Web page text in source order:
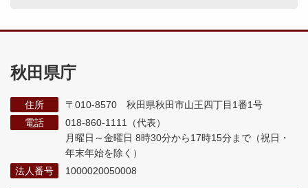
秋田県庁
住所
〒010-8570 秋田県秋田市山王四丁目1番1号
電話
018-860-1111（代表）
月曜日～金曜日 8時30分から17時15分まで （祝日・
年末年始を除く）
法人番号
1000020050008